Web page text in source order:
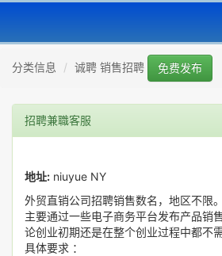
分类信息 诚聘 销售招聘 免费发布
招聘兼職客服
地址: niuyue NY
外贸直销公司招聘销售数名，地区不限。
主要通过一些电子商务平台发布产品销
论创业初期还是在整个创业过程中都不
具体要求 ：